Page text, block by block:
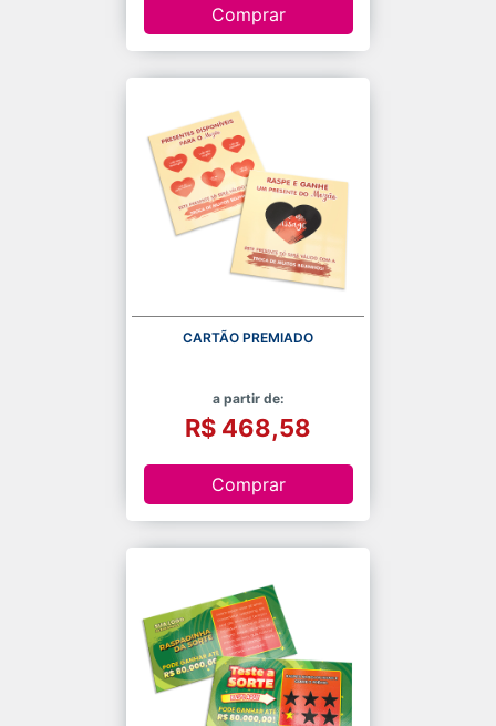
Comprar
CARTÃO PREMIADO
a partir de:
R$ 468,58
Comprar